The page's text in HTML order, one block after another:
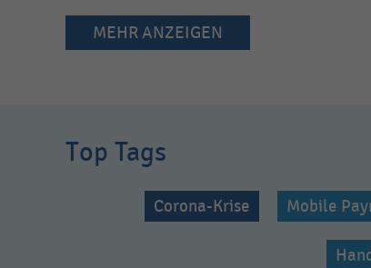
MEHR ANZEIGEN
Top Tags
Corona-Krise Mobile